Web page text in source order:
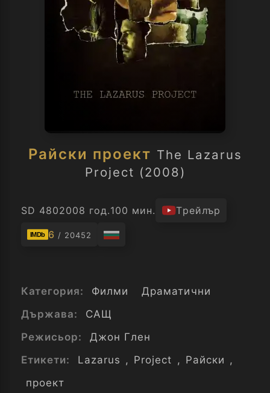
Райски проект The Lazarus
Project (2008)
SD 4802008 год.100 мин. Трейлър
IMDb 6 / 20452
Категория: Филми
Драматични
Държава:
САЩ
Режисьор:
Джон Глен
Етикети:
Lazarus , Project , Райски ,
проект